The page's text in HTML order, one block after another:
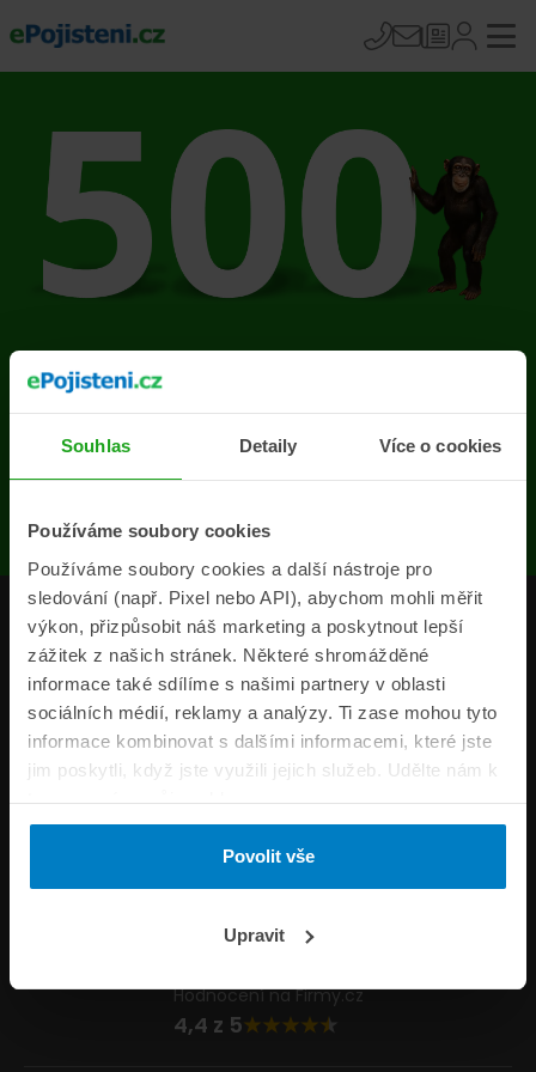
Souhlas Detaily Více o cookies
Používáme soubory cookies
Používáme soubory cookies a další nástroje pro
sledování (např. Pixel nebo API), abychom mohli měřit
výkon, přizpůsobit náš marketing a poskytnout lepší
zážitek z našich stránek. Některé shromážděné
informace také sdílíme s našimi partnery v oblasti
sociálních médií, reklamy a analýzy. Ti zase mohou tyto
informace kombinovat s dalšími informacemi, které jste
jim poskytli, když jste využili jejich služeb. Udělte nám k
tomu prosím svůj souhlas.
Povolit vše
Upravit
Na stránce se vyskytla
chyba
Produkty
Pojišťovny
Informace
ePojisteni.cz
Formuláře
Napište nám
Hodnocení na Firmy.cz
4,4 z 5